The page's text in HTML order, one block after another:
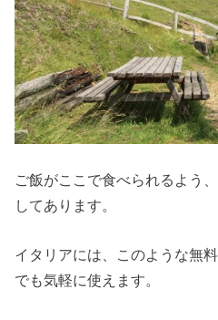
ご飯がここで食べられるよう
してあります。
イタリアには、このような無
でも気軽に使えます。